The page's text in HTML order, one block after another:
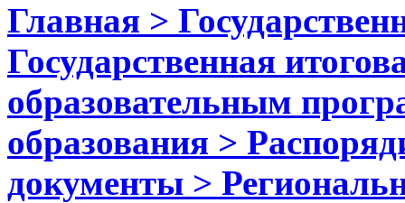
Главная >
Государственная
образовательным
образования >
документы >